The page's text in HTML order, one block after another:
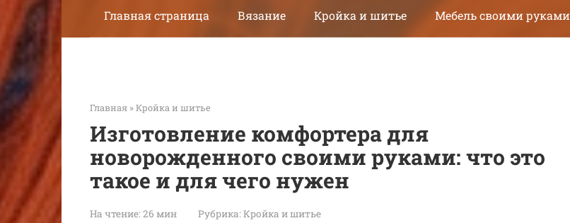
Главная страница Вязание Кройка и шитье Мебель своими руками
Главная »Кройка и шитье
Изготовление комфортера для
новорожденного своими руками: что это
такое и для чего нужен
На чтение:26 мин Рубрика:Кройка и шитье